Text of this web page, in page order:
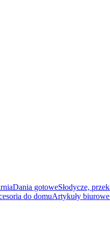
Dania gotoweSłodycze,
do domuArtykuły